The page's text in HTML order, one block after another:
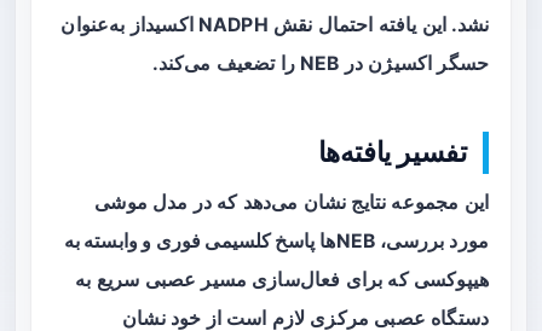
نشد. این یافته احتمال نقش NADPH اکسیداز به‌عنوان
حسگر اکسیژن در NEB را تضعیف می‌کند.
تفسیر یافته‌ها
این مجموعه نتایج نشان می‌دهد که در مدل موشی
مورد بررسی، NEBها
پاسخ کلسیمی فوری و وابسته به
هیپوکسی که برای فعال‌سازی مسیر عصبی سریع به
دستگاه عصبی مرکزی لازم است از خود نشان